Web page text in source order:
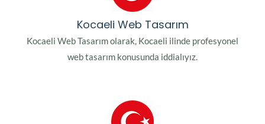
Kocaeli Web Tasarım
Kocaeli Web Tasarım olarak, Kocaeli ilinde profesyonel
web tasarım konusunda iddialıyız.